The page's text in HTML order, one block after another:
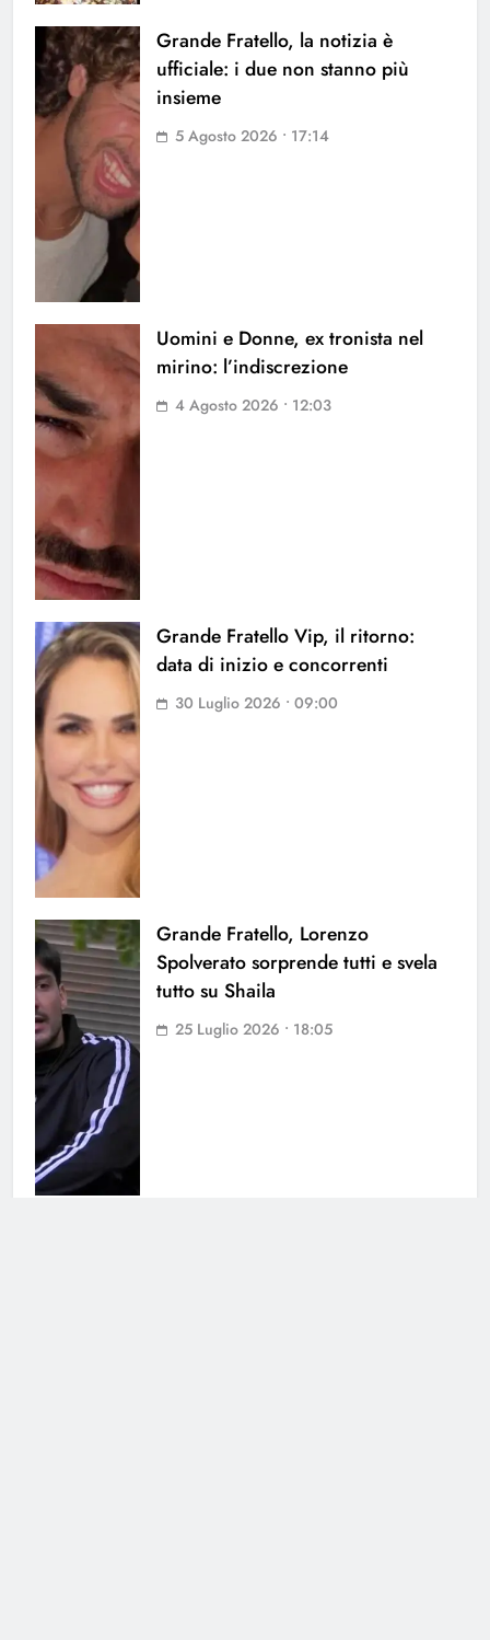
Grande Fratello, la notizia è
ufficiale: i due non stanno più
insieme
5 Agosto 2026 • 17:14
Uomini e Donne, ex tronista nel
mirino: l’indiscrezione
4 Agosto 2026 • 12:03
Grande Fratello Vip, il ritorno:
data di inizio e concorrenti
30 Luglio 2026 • 09:00
Grande Fratello, Lorenzo
Spolverato sorprende tutti e svela
tutto su Shaila
25 Luglio 2026 • 18:05